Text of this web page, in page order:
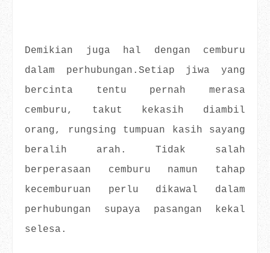
Demikian juga hal dengan cemburu
dalam perhubungan.Setiap jiwa yang
bercinta tentu pernah merasa
cemburu, takut kekasih diambil
orang, rungsing tumpuan kasih sayang
beralih arah. Tidak salah
berperasaan cemburu namun tahap
kecemburuan perlu dikawal dalam
perhubungan supaya pasangan kekal
selesa.